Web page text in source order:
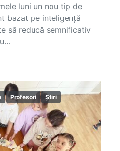
luni un nou tip de
bazat pe inteligență
să reducă semnificativ
Profesori Știri